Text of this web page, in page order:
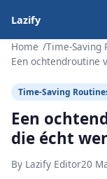
Lazify
Home
Time-Saving
Een ochtendroutine
Time-Saving
Een
die écht
By Lazify Editor20